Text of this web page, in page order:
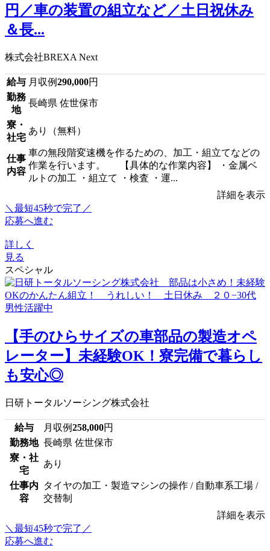
円／車の装置の組立など／土日祝休み
＆長...
株式会社BREXA Next
給与 月収例290,000円
勤務
地
長崎県 佐世保市
寮・
社宅
あり（無料）
仕事
内容
車の無段階変速機を作るための、加工・組立てなどの
作業を行います。 【具体的な作業内容】 ・金属ベ
ルトの加工 ・組立て ・検査 ・運...
詳細を表示
＼最短45秒で完了／
応募へ進む
詳しく
見る
スペシャル
【手のひらサイズの車部品の製造オペ
レーター】未経験OK！寮完備で暮らし
も安心◎
日研トータルソーシング株式会社
給与 月収例258,000円
勤務地 長崎県 佐世保市
寮・社
宅
あり
仕事内
容
タイヤの加工・製造マシンの操作 / 自動車系工場 /
交替制
詳細を表示
＼最短45秒で完了／
応募へ進む